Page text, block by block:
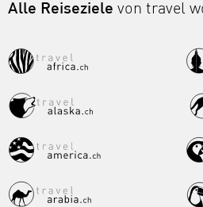
Alle Reiseziele von travel